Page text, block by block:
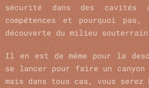
sécurité dans des cavités
compétences et pourquoi
découverte du milieu
Il en est de même pour la
se lancer pour faire un
mais dans tous cas, vous serez